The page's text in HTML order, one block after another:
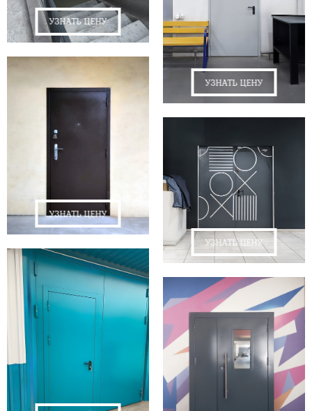
УЗНАТЬ ЦЕНУ
УЗНАТЬ ЦЕНУ
УЗНАТЬ ЦЕНУ
УЗНАТЬ ЦЕНУ